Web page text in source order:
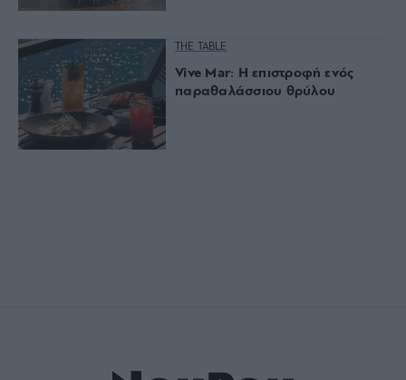
THE TABLE
Vive Mar: Η επιστροφή ενός
παραθαλάσσιου θρύλου